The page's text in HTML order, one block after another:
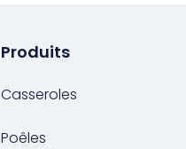
Produits
Casseroles
Poêles